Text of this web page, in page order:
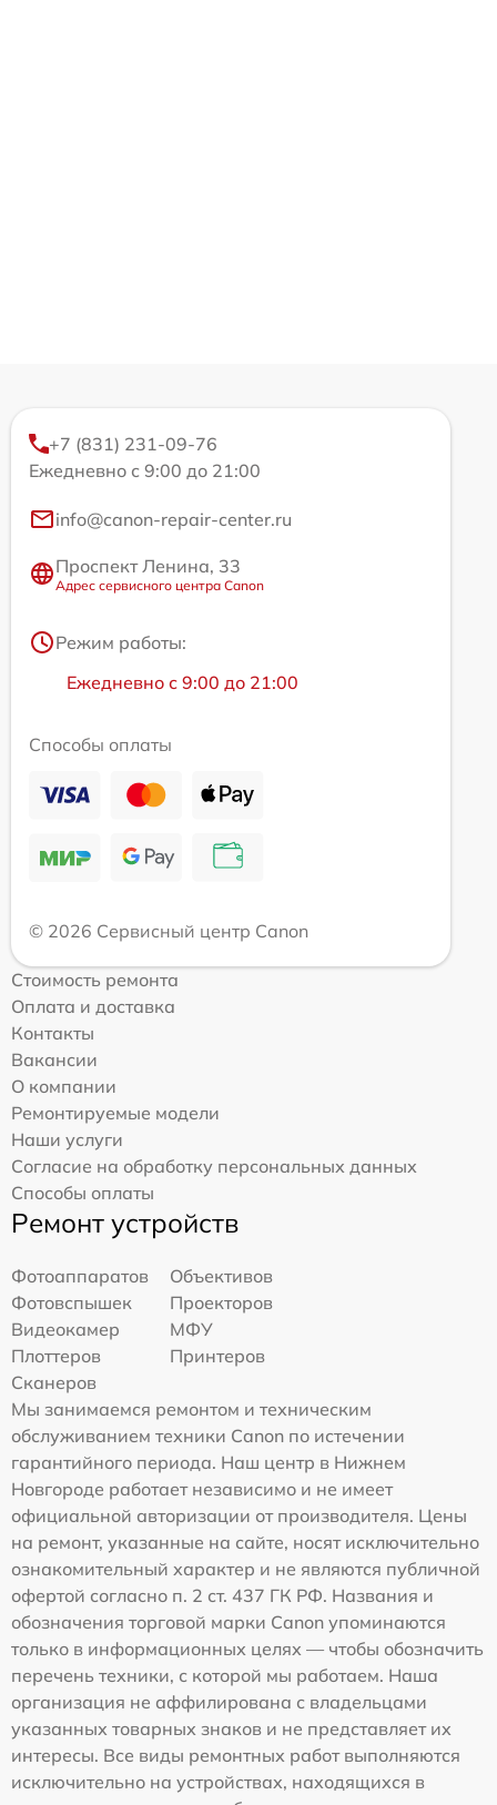
+7 (831) 231-09-76
Ежедневно с 9:00 до 21:00
info@canon-repair-center.ru
Проспект Ленина, 33
Адрес сервисного центра Canon
Режим работы:
Ежедневно с 9:00 до 21:00
Способы оплаты
© 2026 Сервисный центр Canon
Стоимость ремонта
Оплата и доставка
Контакты
Вакансии
О компании
Ремонтируемые модели
Наши услуги
Согласие на обработку персональных данных
Способы оплаты
Ремонт устройств
Фотоаппаратов
Объективов
Фотовспышек
Проекторов
Видеокамер
МФУ
Плоттеров
Принтеров
Сканеров
Мы занимаемся ремонтом и техническим
обслуживанием техники Canon по истечении
гарантийного периода. Наш центр в Нижнем
Новгороде работает независимо и не имеет
официальной авторизации от производителя. Цены
на ремонт, указанные на сайте, носят исключительно
ознакомительный характер и не являются публичной
офертой согласно п. 2 ст. 437 ГК РФ. Названия и
обозначения торговой марки Canon упоминаются
только в информационных целях — чтобы обозначить
перечень техники, с которой мы работаем. Наша
организация не аффилирована с владельцами
указанных товарных знаков и не представляет их
интересы. Все виды ремонтных работ выполняются
исключительно на устройствах, находящихся в